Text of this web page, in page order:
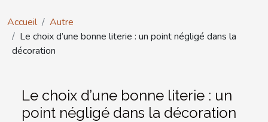
Accueil
Autre
Le choix d’une bonne literie : un point négligé dans la
décoration
Le choix d’une bonne literie : un
point négligé dans la décoration